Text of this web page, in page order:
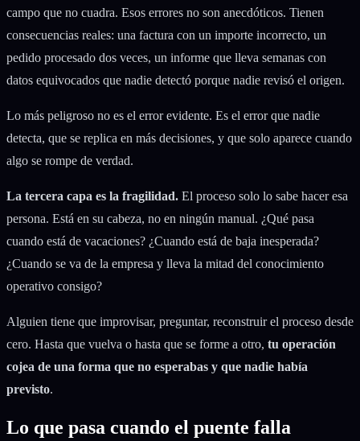
campo que no cuadra. Esos errores no son anecdóticos. Tienen
consecuencias reales: una factura con un importe incorrecto, un
pedido procesado dos veces, un informe que lleva semanas con
datos equivocados que nadie detectó porque nadie revisó el origen.
Lo más peligroso no es el error evidente. Es el error que nadie
detecta, que se replica en más decisiones, y que solo aparece cuando
algo se rompe de verdad.
La tercera capa es la fragilidad. El proceso solo lo sabe hacer esa
persona. Está en su cabeza, no en ningún manual. ¿Qué pasa
cuando está de vacaciones? ¿Cuando está de baja inesperada?
¿Cuando se va de la empresa y lleva la mitad del conocimiento
operativo consigo?
Alguien tiene que improvisar, preguntar, reconstruir el proceso desde
cero. Hasta que vuelva o hasta que se forme a otro, tu operación
cojea de una forma que no esperabas y que nadie había
previsto.
Lo que pasa cuando el puente falla